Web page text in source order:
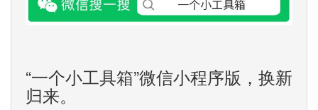
“一个小工具箱”微信小程序版，换新
归来。